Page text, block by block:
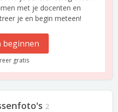
met je docenten en
je en begin meteen!
beginnen
gratis
2